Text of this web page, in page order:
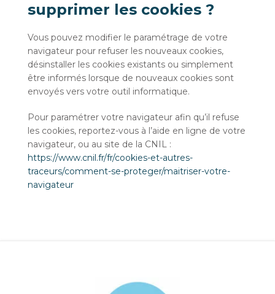
supprimer les cookies ?
Vous pouvez modifier le paramétrage de votre
navigateur pour refuser les nouveaux cookies,
désinstaller les cookies existants ou simplement
être informés lorsque de nouveaux cookies sont
envoyés vers votre outil informatique.
Pour paramétrer votre navigateur afin qu’il refuse
les cookies, reportez-vous à l’aide en ligne de votre
navigateur, ou au site de la CNIL :
https://www.cnil.fr/fr/cookies-et-autres-
traceurs/comment-se-proteger/maitriser-votre-
navigateur